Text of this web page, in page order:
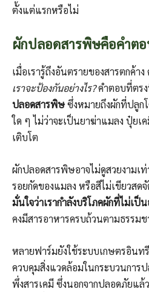
ตั้งแต่แรกหรือไม่
ผักปลอดสารพิษคือคำต
เมื่อเรารู้ถึงอันตรายของสารตกค้า
เราจะป้องกันอย่างไร?คำตอบที่ตร
ปลอดสารพิษซึ่งหมายถึงผักที่ปลูกโ
ใด ๆ ไม่ว่าจะเป็นยาฆ่าแมลง ปุ๋ยเ
เติบโต
ผักปลอดสารพิษอาจไม่ดูสวยงามเ
รอยกัดของแมลง หรือสีไม่เขียวสด
มั่นใจว่าเรากำลังบริโภคผักที่ไม่เป็
คงมีสารอาหารครบถ้วนตามธรรม
หลายฟาร์มยังใช้ระบบเกษตรอินท
ควบคุมสิ่งแวดล้อมในกระบวนการ
พึ่งสารเคมี ซึ่งนอกจากปลอดภัยแ